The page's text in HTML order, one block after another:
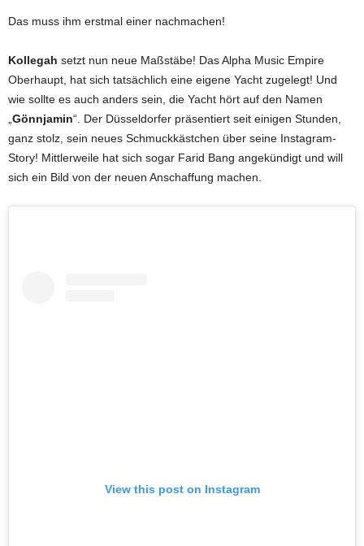
Das muss ihm erstmal einer nachmachen!
Kollegah setzt nun neue Maßstäbe! Das Alpha Music Empire
Oberhaupt, hat sich tatsächlich eine eigene Yacht zugelegt! Und
wie sollte es auch anders sein, die Yacht hört auf den Namen
Gönnjamin“. Der Düsseldorfer präsentiert seit einigen Stunden,
ganz stolz, sein neues Schmuckkästchen über seine Instagram-
Story! Mittlerweile hat sich sogar Farid Bang angekündigt und will
sich ein Bild von der neuen Anschaffung machen.
View this post on Instagram